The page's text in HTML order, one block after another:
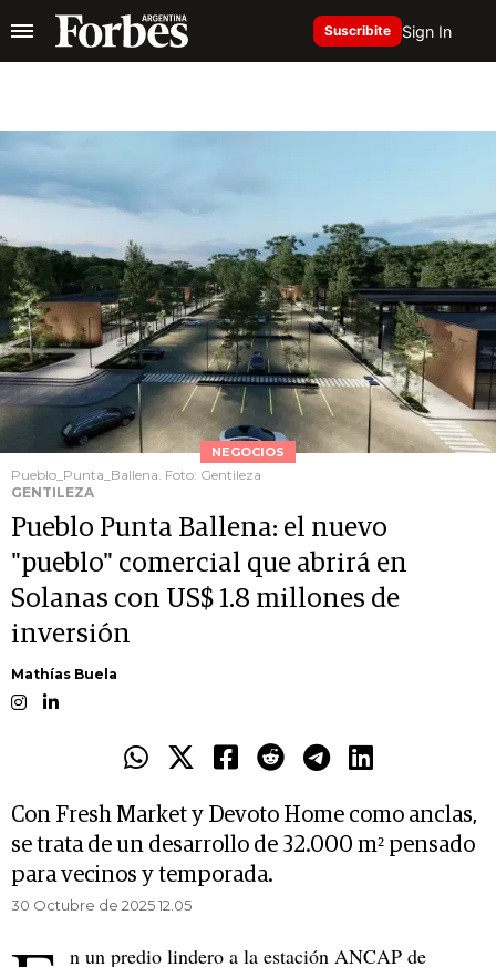
Suscribite Sign In
NEGOCIOS
Pueblo_Punta_Ballena. Foto: Gentileza
GENTILEZA
Pueblo Punta Ballena: el nuevo
"pueblo" comercial que abrirá en
Solanas con US$ 1.8 millones de
inversión
Mathías Buela
Con Fresh Market y Devoto Home como anclas,
se trata de un desarrollo de 32.000 m² pensado
para vecinos y temporada.
30 Octubre de 2025 12.05
n un predio lindero a la estación ANCAP de